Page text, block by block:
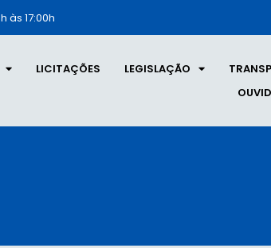
às 17:00h
LICITAÇÕES LEGISLAÇÃO